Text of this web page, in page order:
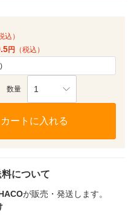
込）
円 （税込）
数量 1
カートに入れる
について
が販売・発送します。